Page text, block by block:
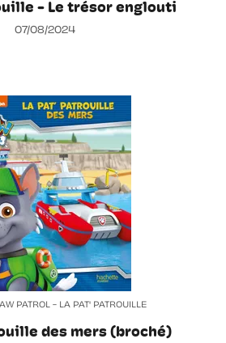
- Le trésor englouti
07/08/2024
PATROL - LA PAT' PATROUILLE
des mers (broché)